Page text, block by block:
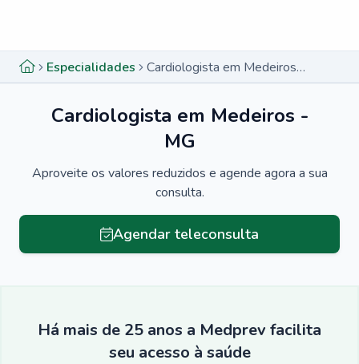
Especialidades Cardiologista em Medeiros - MG
Cardiologista em Medeiros -
MG
Aproveite os valores reduzidos e agende agora a sua
consulta.
Agendar teleconsulta
Há mais de 25 anos a Medprev facilita
seu acesso à saúde